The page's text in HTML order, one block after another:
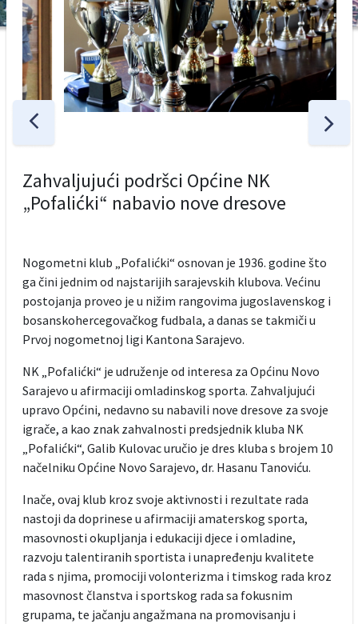
Zahvaljujući podršci Općine NK
„Pofalićki“ nabavio nove dresove
Nogometni klub „Pofalićki“ osnovan je 1936. godine što
ga čini jednim od najstarijih sarajevskih klubova. Većinu
postojanja proveo je u nižim rangovima jugoslavenskog i
bosanskohercegovačkog fudbala, a danas se takmiči u
Prvoj nogometnoj ligi Kantona Sarajevo.
NK „Pofalićki“ je udruženje od interesa za Općinu Novo
Sarajevo u afirmaciji omladinskog sporta. Zahvaljujući
upravo Općini, nedavno su nabavili nove dresove za svoje
igrače, a kao znak zahvalnosti predsjednik kluba NK
„Pofalićki“, Galib Kulovac uručio je dres kluba s brojem 10
načelniku Općine Novo Sarajevo, dr. Hasanu Tanoviću.
Inače, ovaj klub kroz svoje aktivnosti i rezultate rada
nastoji da doprinese u afirmaciji amaterskog sporta,
masovnosti okupljanja i edukaciji djece i omladine,
razvoju talentiranih sportista i unapređenju kvalitete
rada s njima, promociji volonterizma i timskog rada kroz
masovnost članstva i sportskog rada sa fokusnim
grupama, te jačanju angažmana na promovisanju i